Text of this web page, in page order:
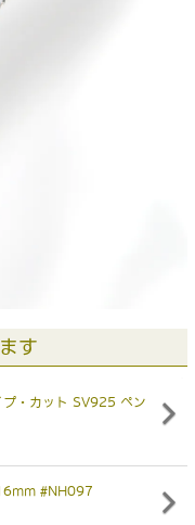
す
プ・カット SV925 ペン
#NH097